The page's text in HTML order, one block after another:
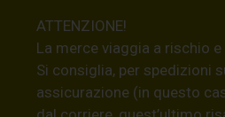
ATTENZIONE!
La merce viaggia a rischio
Si consiglia, per spedizioni
assicurazione (in questo